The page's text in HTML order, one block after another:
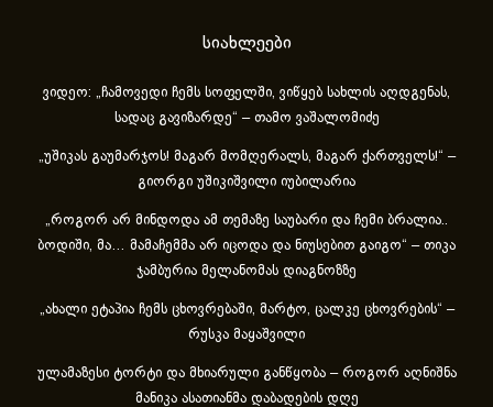
სიახლეები
ვიდეო: „ჩამოვედი ჩემს სოფელში, ვიწყებ სახლის აღდგენას,
სადაც გავიზარდე“ – თამო ვაშალომიძე
„უშიკას გაუმარჯოს! მაგარ მომღერალს, მაგარ ქართველს!“ –
გიორგი უშიკიშვილი იუბილარია
„როგორ არ მინდოდა ამ თემაზე საუბარი და ჩემი ბრალია..
ბოდიში, მა… მამაჩემმა არ იცოდა და ნიუსებით გაიგო“ – თიკა
ჯამბურია მელანომას დიაგნოზზე
„ახა­ლი ეტა­პია ჩემს ცხოვ­რე­ბა­ში, მარ­ტო, ცალ­კე ცხოვ­რე­ბის“ –
რუსკა მაყაშვილი
ულამაზესი ტორტი და მხიარული განწყობა – როგორ აღნიშნა
მანიკა ასათიანმა დაბადების დღე